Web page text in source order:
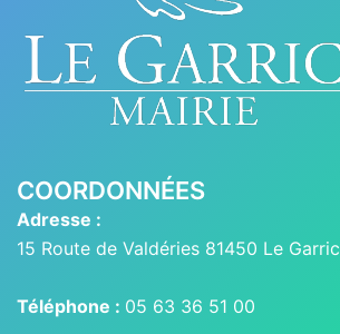
COORDONNÉES
Adresse :
15 Route de Valdéries 81450 Le Garric
Téléphone : 05 63 36 51 00